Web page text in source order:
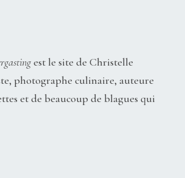
est le site de Christelle
photographe culinaire, auteure
et de beaucoup de blagues qui